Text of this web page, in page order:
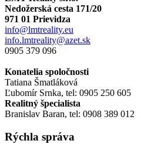
Nedožerská cesta 171/20
971 01 Prievidza
info@lmtreality.eu
info.lmtreality@azet.sk
0905 379 096
Konatelia spoločnosti
Tatiana Šmatláková
Ľubomír Srnka, tel: 0905 250 605
Realitný špecialista
Branislav Baran, tel: 0908 389 012
Rýchla správa